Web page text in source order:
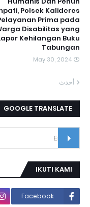
Polsek Kalideres
Prima pada
Disabilitas yang
Kehilangan Buku
Tabungan
May 30, 2024
أحدث
GOOGLE TRANSLATE
IKUTI KAMI
Facebook